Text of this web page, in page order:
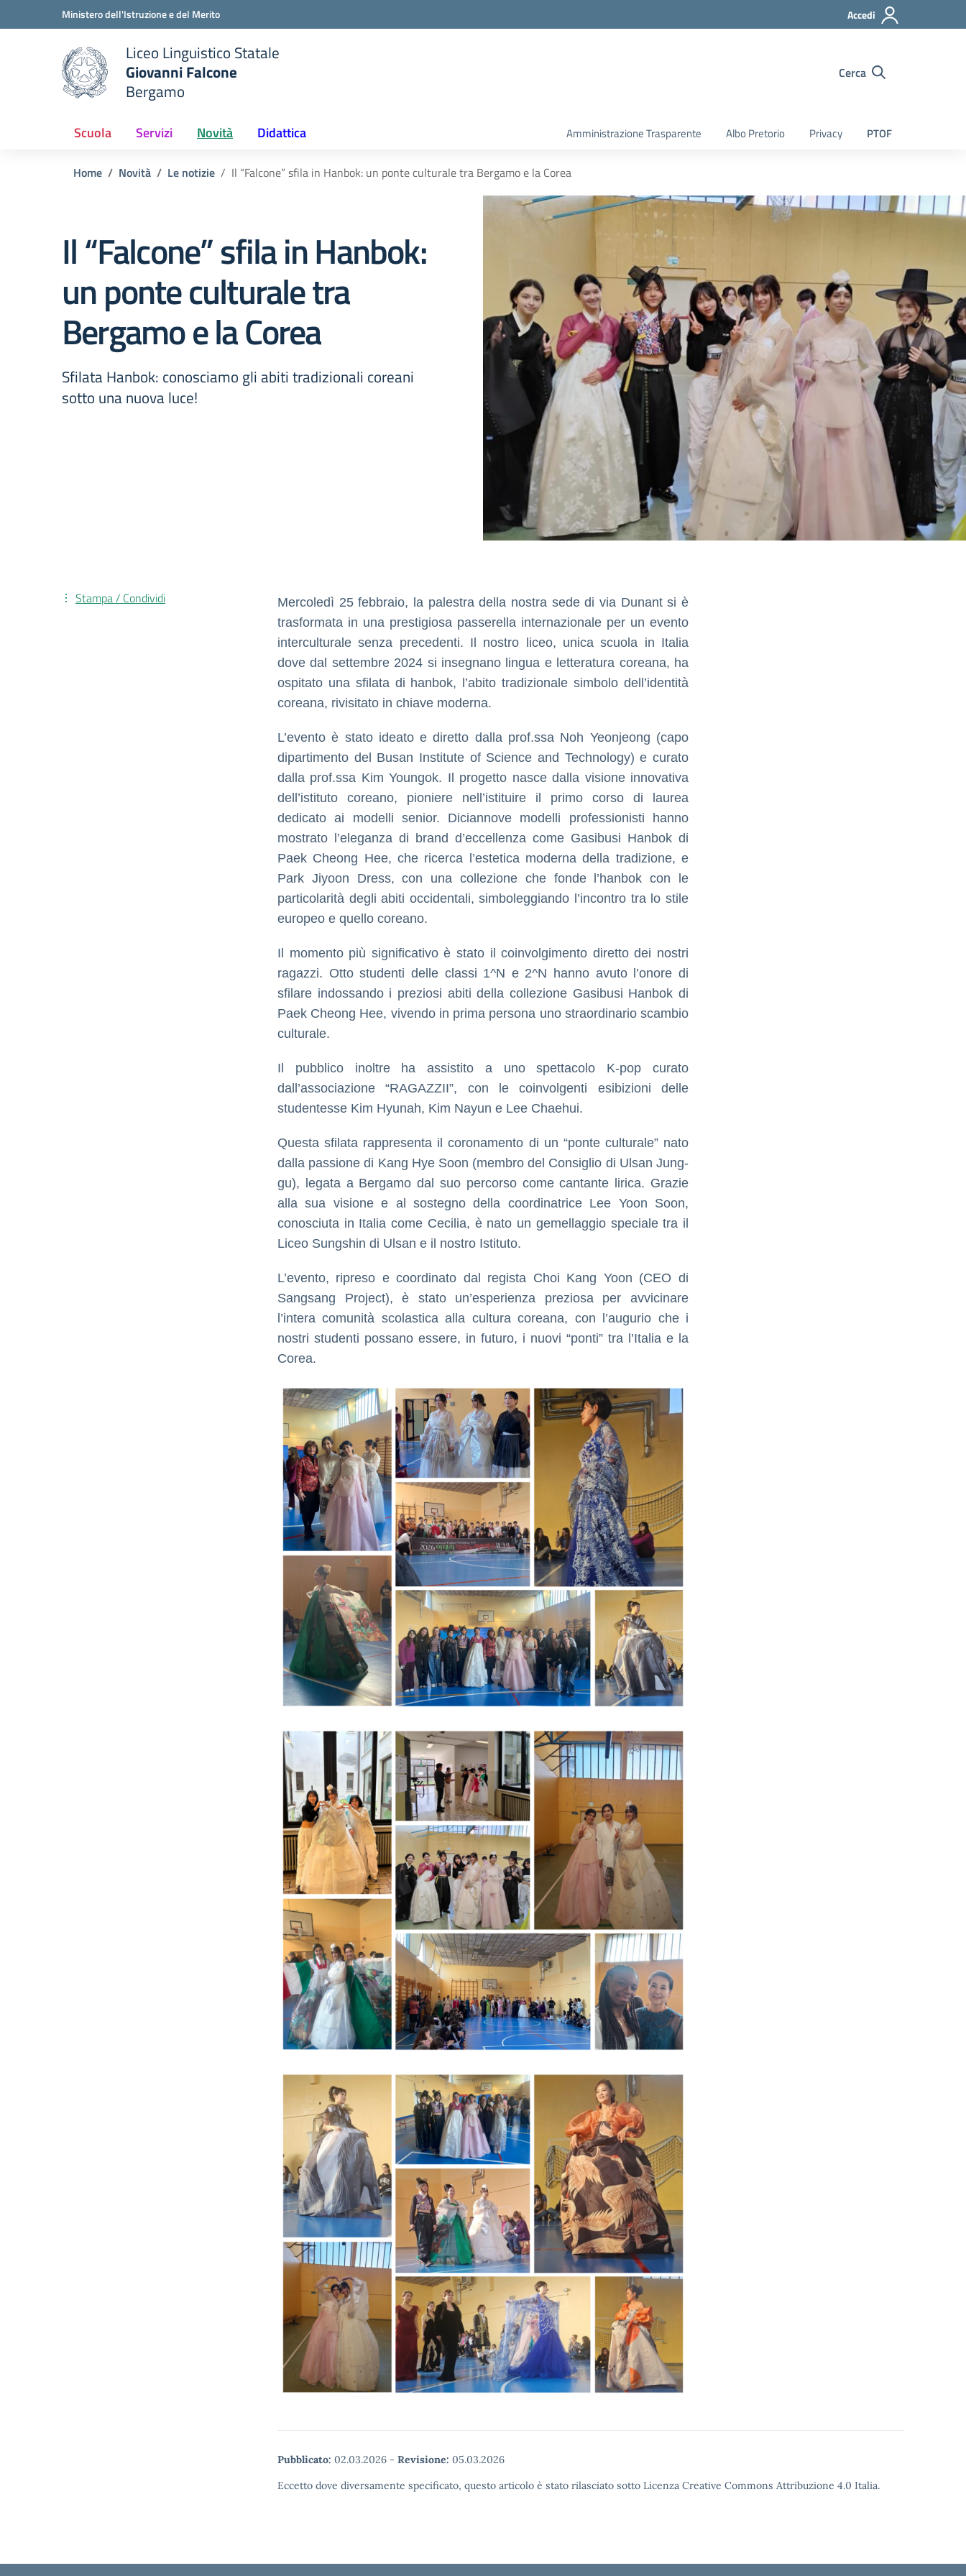
Vai ai contenuti
Vai al menu di navigazioneMinistero dell'Istruzione e del Merito Accedi
scuola
Liceo Linguistico Statale
Giovanni Falcone
Bergamo
Cerca
Scuola Servizi Novità Didattica Amministrazione Trasparente Albo Pretorio Privacy PTOF
Home Novità Le notizie Il “Falcone” sfila in Hanbok: un ponte culturale tra Bergamo e la Corea
Il “Falcone” sfila in Hanbok:
un ponte culturale tra
Bergamo e la Corea
Sfilata Hanbok: conosciamo gli abiti tradizionali coreani
sotto una nuova luce!
Mercoledì 25 febbraio, la palestra della nostra sede di via Dunant si è
trasformata in una prestigiosa passerella internazionale per un evento
interculturale senza precedenti. Il nostro liceo, unica scuola in Italia
dove dal settembre 2024 si insegnano lingua e letteratura coreana, ha
ospitato una sfilata di hanbok, l’abito tradizionale simbolo dell’identità
coreana, rivisitato in chiave moderna.
L’evento è stato ideato e diretto dalla prof.ssa Noh Yeonjeong (capo
dipartimento del Busan Institute of Science and Technology) e curato
dalla prof.ssa Kim Youngok. Il progetto nasce dalla visione innovativa
dell’istituto coreano, pioniere nell’istituire il primo corso di laurea
dedicato ai modelli senior. Diciannove modelli professionisti hanno
mostrato l’eleganza di brand d’eccellenza come Gasibusi Hanbok di
Paek Cheong Hee, che ricerca l’estetica moderna della tradizione, e
Park Jiyoon Dress, con una collezione che fonde l’hanbok con le
particolarità degli abiti occidentali, simboleggiando l’incontro tra lo stile
europeo e quello coreano.
Il momento più significativo è stato il coinvolgimento diretto dei nostri
ragazzi. Otto studenti delle classi 1^N e 2^N hanno avuto l’onore di
sfilare indossando i preziosi abiti della collezione Gasibusi Hanbok di
Paek Cheong Hee, vivendo in prima persona uno straordinario scambio
culturale.
Il pubblico inoltre ha assistito a uno spettacolo K-pop curato
dall’associazione “RAGAZZII”, con le coinvolgenti esibizioni delle
studentesse Kim Hyunah, Kim Nayun e Lee Chaehui.
Questa sfilata rappresenta il coronamento di un “ponte culturale” nato
dalla passione di Kang Hye Soon (membro del Consiglio di Ulsan Jung-
gu), legata a Bergamo dal suo percorso come cantante lirica. Grazie
alla sua visione e al sostegno della coordinatrice Lee Yoon Soon,
conosciuta in Italia come Cecilia, è nato un gemellaggio speciale tra il
Liceo Sungshin di Ulsan e il nostro Istituto.
L’evento, ripreso e coordinato dal regista Choi Kang Yoon (CEO di
Sangsang Project), è stato un’esperienza preziosa per avvicinare
l’intera comunità scolastica alla cultura coreana, con l’augurio che i
nostri studenti possano essere, in futuro, i nuovi “ponti” tra l’Italia e la
Corea.
Pubblicato: 02.03.2026 - Revisione: 05.03.2026
Eccetto dove diversamente specificato, questo articolo è stato rilasciato sotto Licenza Creative Commons Attribuzione 4.0 Italia.
Stampa / Condividi